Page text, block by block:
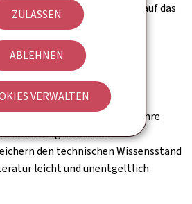
ZULASSEN
ABLEHNEN
VERWALTEN
eines Patents, das sich auf das
erstreckt, detailliert
Informationen über ihre
zu geben. Diese
den technischen Wissensstand
leicht und unentgeltlich